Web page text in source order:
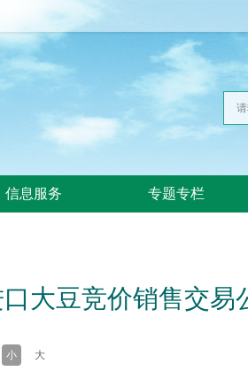
信息服务 专题专栏
大豆竞价销售交易
小 大